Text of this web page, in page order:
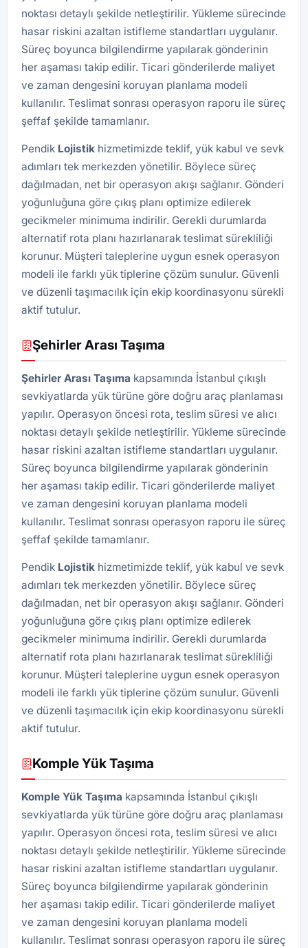
noktası detaylı şekilde netleştirilir. Yükleme sürecinde
hasar riskini azaltan istifleme standartları uygulanır.
Süreç boyunca bilgilendirme yapılarak gönderinin
her aşaması takip edilir. Ticari gönderilerde maliyet
ve zaman dengesini koruyan planlama modeli
kullanılır. Teslimat sonrası operasyon raporu ile süreç
şeffaf şekilde tamamlanır.
Pendik Lojistik hizmetimizde teklif, yük kabul ve sevk
adımları tek merkezden yönetilir. Böylece süreç
dağılmadan, net bir operasyon akışı sağlanır. Gönderi
yoğunluğuna göre çıkış planı optimize edilerek
gecikmeler minimuma indirilir. Gerekli durumlarda
alternatif rota planı hazırlanarak teslimat sürekliliği
korunur. Müşteri taleplerine uygun esnek operasyon
modeli ile farklı yük tiplerine çözüm sunulur. Güvenli
ve düzenli taşımacılık için ekip koordinasyonu sürekli
aktif tutulur.
Şehirler Arası Taşıma
Şehirler Arası Taşıma kapsamında İstanbul çıkışlı
sevkiyatlarda yük türüne göre doğru araç planlaması
yapılır. Operasyon öncesi rota, teslim süresi ve alıcı
noktası detaylı şekilde netleştirilir. Yükleme sürecinde
hasar riskini azaltan istifleme standartları uygulanır.
Süreç boyunca bilgilendirme yapılarak gönderinin
her aşaması takip edilir. Ticari gönderilerde maliyet
ve zaman dengesini koruyan planlama modeli
kullanılır. Teslimat sonrası operasyon raporu ile süreç
şeffaf şekilde tamamlanır.
Pendik Lojistik hizmetimizde teklif, yük kabul ve sevk
adımları tek merkezden yönetilir. Böylece süreç
dağılmadan, net bir operasyon akışı sağlanır. Gönderi
yoğunluğuna göre çıkış planı optimize edilerek
gecikmeler minimuma indirilir. Gerekli durumlarda
alternatif rota planı hazırlanarak teslimat sürekliliği
korunur. Müşteri taleplerine uygun esnek operasyon
modeli ile farklı yük tiplerine çözüm sunulur. Güvenli
ve düzenli taşımacılık için ekip koordinasyonu sürekli
aktif tutulur.
Komple Yük Taşıma
Komple Yük Taşıma kapsamında İstanbul çıkışlı
sevkiyatlarda yük türüne göre doğru araç planlaması
yapılır. Operasyon öncesi rota, teslim süresi ve alıcı
noktası detaylı şekilde netleştirilir. Yükleme sürecinde
hasar riskini azaltan istifleme standartları uygulanır.
Süreç boyunca bilgilendirme yapılarak gönderinin
her aşaması takip edilir. Ticari gönderilerde maliyet
ve zaman dengesini koruyan planlama modeli
kullanılır. Teslimat sonrası operasyon raporu ile süreç